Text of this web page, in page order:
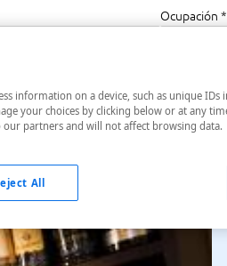
Ocupación *
information on a device, such as unique IDs
your choices by clicking below or at any
our partners and will not affect browsing data.
All